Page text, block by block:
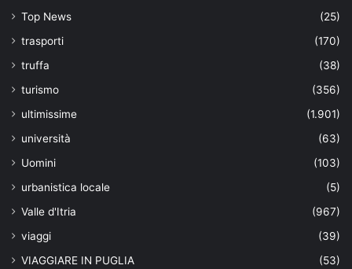
Top News
(25)
trasporti
(170)
truffa
(38)
turismo
(356)
ultimissime
(1.901)
università
(63)
Uomini
(103)
urbanistica locale
(5)
Valle d'Itria
(967)
viaggi
(39)
VIAGGIARE IN PUGLIA
(53)